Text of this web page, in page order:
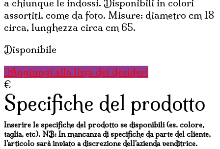
a chiunque le indossi. Disponibili in colori
assortiti, come da foto. Misure: diametro cm 18
circa, lunghezza circa cm 65.
Disponibile
Aggiungi alla lista dei desideri
€
Specifiche del prodotto
Inserire le specifiche del prodotto se disponibili (es. colore,
taglia, etc). NB: In mancanza di specifiche da parte del cliente,
l'articolo sarà inviato a discrezione dell'azienda venditrice.